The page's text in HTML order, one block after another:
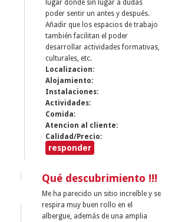
lugar donde sin lugar a dudas
poder sentir un antes y después.
Añadir que los espacios de trabajo
también facilitan el poder
desarrollar actividades formativas,
culturales, etc.
Localizacion:
Alojamiento:
Instalaciones:
Actividades:
Comida:
Atencion al cliente:
Calidad/Precio:
responder
Qué descubrimiento !!!
Me ha parecido un sitio increíble y se
respira muy buen rollo en el
albergue, además de una amplia